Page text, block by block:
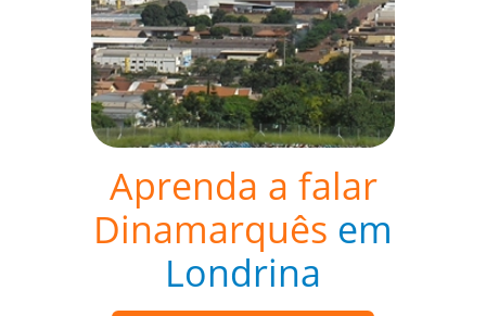
Aprenda a falar
Dinamarquês em
Londrina